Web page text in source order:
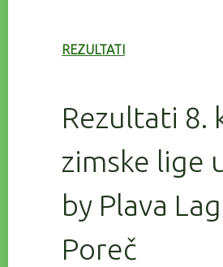
REZULTATI
Rezultati 8.
zimske lige
by Plava
Poreč